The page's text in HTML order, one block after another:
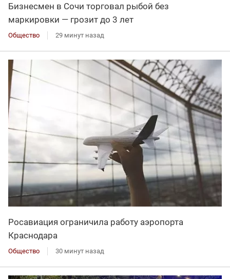
Бизнесмен в Сочи торговал рыбой без
маркировки — грозит до 3 лет
Общество 29 минут назад
Росавиация ограничила работу аэропорта
Краснодара
Общество 30 минут назад